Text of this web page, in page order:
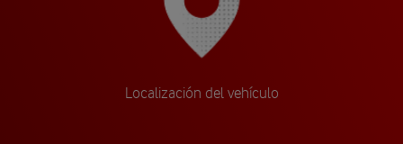
Localización del vehículo